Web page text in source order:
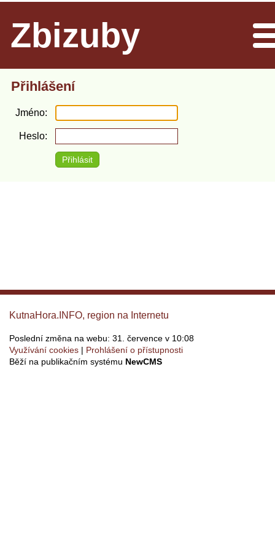
Zbizuby
Přihlášení
Jméno
Heslo
KutnaHora.INFO, region na Internetu
Poslední změna na webu: 31. července v 10:08
Využívání cookies
Prohlášení o přístupnosti
Běží na publikačním systému NewCMS